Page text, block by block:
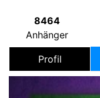
8464
Anhänger
Profil